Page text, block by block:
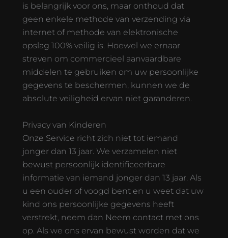
is belangrijk voor ons, maar onthoud dat
geen enkele methode van verzending via
internet of methode van elektronische
opslag 100% veilig is. Hoewel we ernaar
streven om commercieel aanvaardbare
middelen te gebruiken om uw persoonlijke
gegevens te beschermen, kunnen we de
absolute veiligheid ervan niet garanderen.
Privacy van Kinderen
Onze Service richt zich niet tot iemand
jonger dan 13 jaar. We verzamelen niet
bewust persoonlijk identificeerbare
informatie van iemand jonger dan 13 jaar. Als
u een ouder of voogd bent en u weet dat uw
kind ons persoonlijke gegevens heeft
verstrekt, neem dan Neem contact met ons
op. Als we ons ervan bewust worden dat we